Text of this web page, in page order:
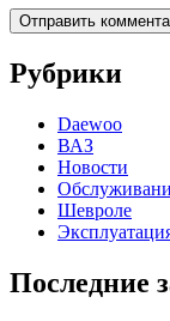
Рубрики
Daewoo
ВАЗ
Новости
Шевроле
Последние